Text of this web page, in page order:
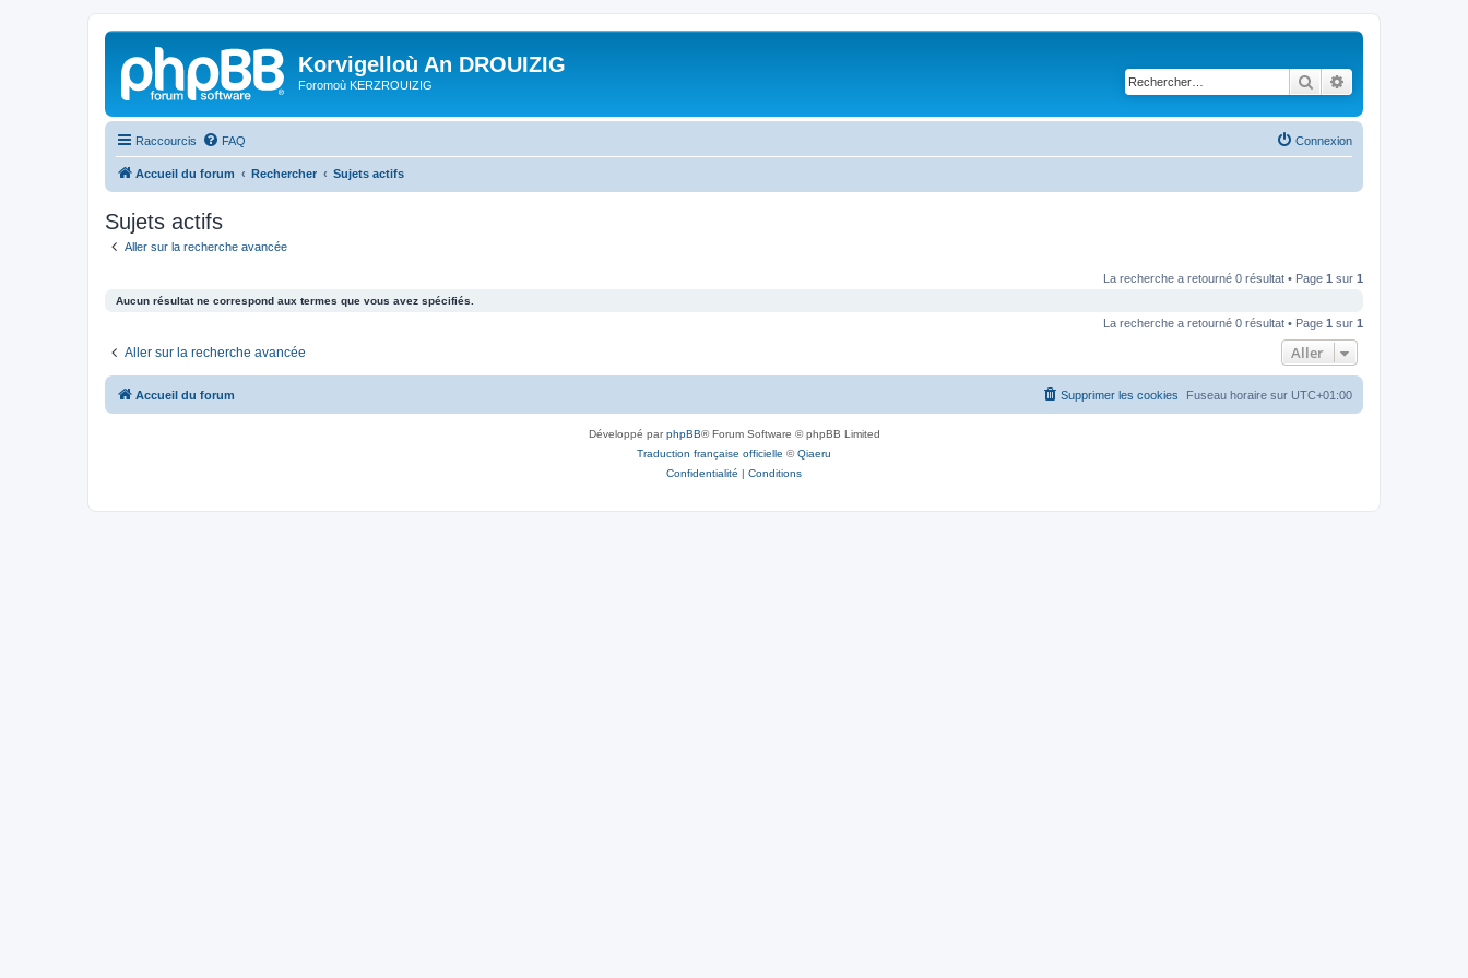
Korvigelloù An DROUIZIG
Foromoù KERZROUIZIG Rechercher
Raccourcis FAQ Connexion
Accueil du forum Rechercher Sujets actifs
Sujets actifs
Aller sur la recherche avancée
La recherche a retourné 0 résultat • Page 1 sur 1
Aucun résultat ne correspond aux termes que vous avez spécifiés.
La recherche a retourné 0 résultat • Page 1 sur 1
Aller sur la recherche avancée Aller
Accueil du forum Fuseau horaire sur UTC+01:00
Supprimer les cookies
Développé parphpBB® Forum Software © phpBB Limited
Traduction française officielle ©Qiaeru
Confidentialité | Conditions